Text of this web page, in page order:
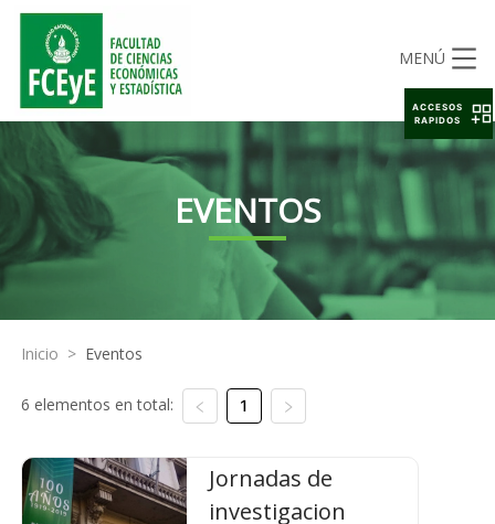
MENÚ
EVENTOS
Inicio > Eventos
6 elementos en total: 1
Jornadas de
investigacion
ACCESOS
RAPIDOS